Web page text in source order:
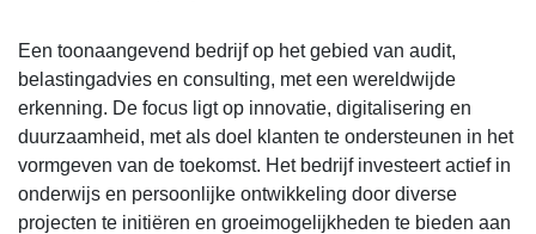
Een toonaangevend bedrijf op het gebied van audit,
belastingadvies en consulting, met een wereldwijde
erkenning. De focus ligt op innovatie, digitalisering en
duurzaamheid, met als doel klanten te ondersteunen in het
vormgeven van de toekomst. Het bedrijf investeert actief in
onderwijs en persoonlijke ontwikkeling door diverse
projecten te initiëren en groeimogelijkheden te bieden aan